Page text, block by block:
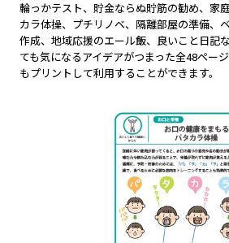
輪っかテスト、貯金ならぬ貯筋の勧め、家
カラ体操、プチリノベ、隔離部屋の準備、
作成、地域応援のエール飯、良いこと日記
ても気になるアイデアがつまった全48ペー
もプリントして利用することができます。